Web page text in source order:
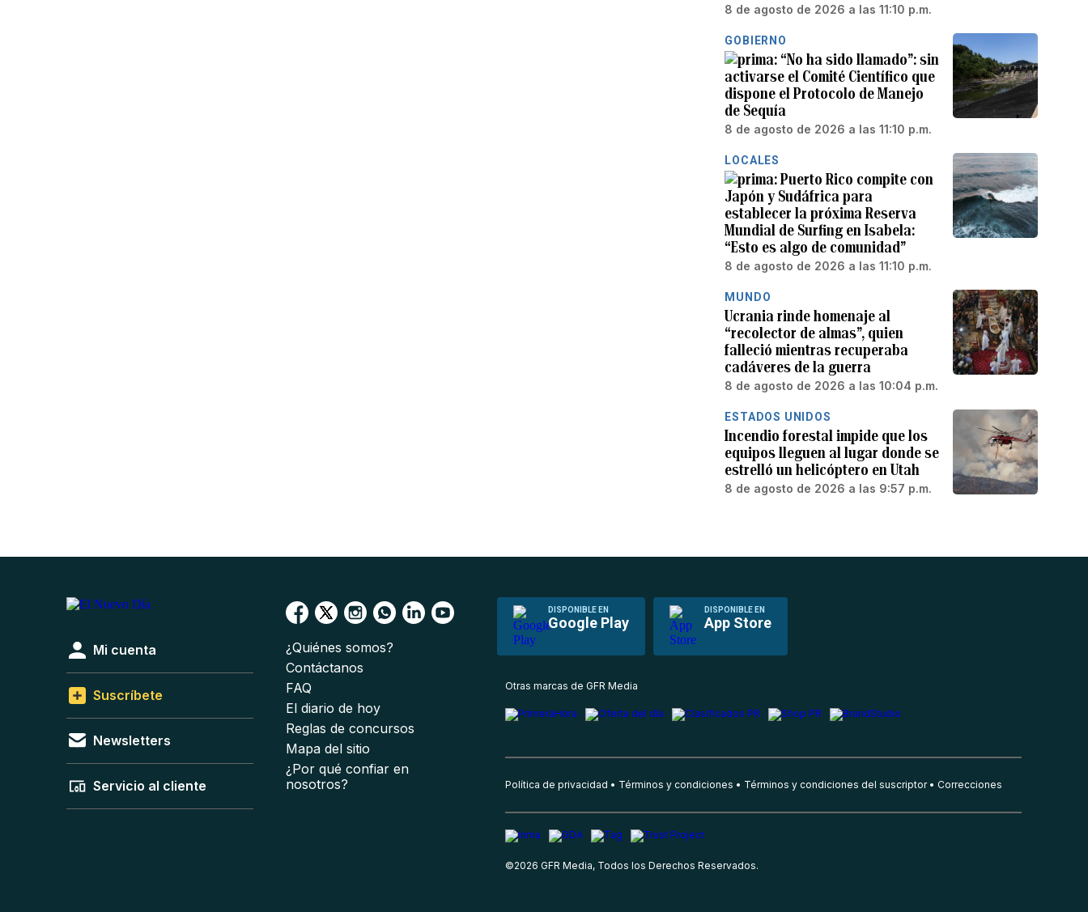
8 de agosto de 2026 a las 11:10 p.m.
GOBIERNO
“No ha sido llamado”: sin
activarse el Comité Científico que
dispone el Protocolo de Manejo
de Sequía
8 de agosto de 2026 a las 11:10 p.m.
LOCALES
Puerto Rico compite con
Japón y Sudáfrica para
establecer la próxima Reserva
Mundial de Surfing en Isabela:
“Esto es algo de comunidad”
8 de agosto de 2026 a las 11:10 p.m.
MUNDO
Ucrania rinde homenaje al
“recolector de almas”, quien
falleció mientras recuperaba
cadáveres de la guerra
8 de agosto de 2026 a las 10:04 p.m.
ESTADOS UNIDOS
Incendio forestal impide que los
equipos lleguen al lugar donde se
estrelló un helicóptero en Utah
8 de agosto de 2026 a las 9:57 p.m.
DISPONIBLE EN
Google Play
DISPONIBLE EN
App Store
Mi cuenta
Suscríbete
Newsletters
Servicio al cliente
¿Quiénes somos?
Contáctanos
FAQ
El diario de hoy
Reglas de concursos
Mapa del sitio
¿Por qué confiar en
nosotros?
Otras marcas de GFR Media
Política de privacidad Términos y condiciones Términos y condiciones del suscriptor Correcciones
©2026 GFR Media, Todos los Derechos Reservados.